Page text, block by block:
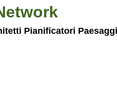
Pianificatori